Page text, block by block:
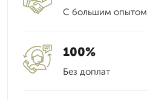
С большим опытом
100%
Без доплат